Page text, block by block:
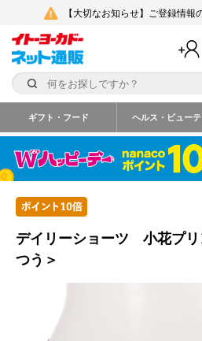
【大切なお知らせ】ご登録情
ギフト・フード ヘルス・ビュー
デイリーショーツ 小花プリ
つう＞